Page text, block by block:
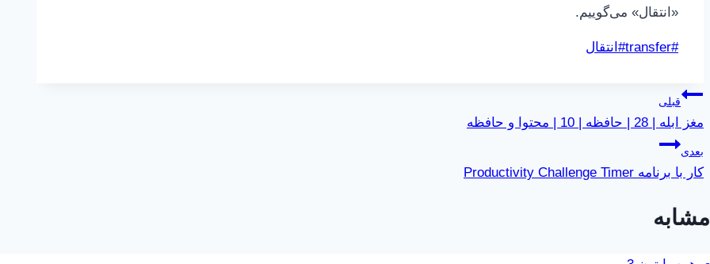
«انتقال» می‌گوییم.
برچسب‌های
#
transfer
# انتقال
راهبری
نوشته
قبلی
مغز ابله | 28 | حافظه | 10 | محتوا و حافظه
بعدی
کار با برنامه Productivity Challenge Timer